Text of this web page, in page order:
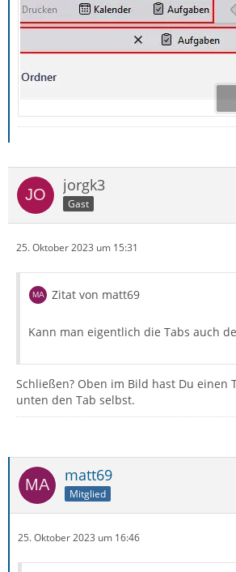
jorgk3
Gast
25. Oktober 2023 um 15:31
Zitat von matt69
Kann man eigentlich die Tabs auch
Schließen? Oben im Bild hast Du einen
unten den Tab selbst.
matt69
Mitglied
25. Oktober 2023 um 16:46